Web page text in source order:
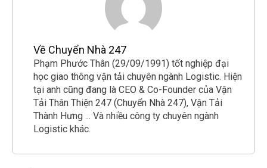
Về Chuyển Nhà 247
Phạm Phước Thân (29/09/1991) tốt nghiệp đại
học giao thông vận tải chuyên ngành Logistic. Hiện
tại anh cũng đang là CEO & Co-Founder của Vận
Tải Thân Thiện 247 (Chuyển Nhà 247), Vận Tải
Thành Hưng ... Và nhiều công ty chuyên ngành
Logistic khác.